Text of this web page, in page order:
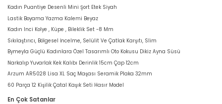
Kadın Puantiye Desenli Mini Şort Etek Siyah
Lastik Boyama Yazma Kalemi Beyaz
Kadın Inci Kolye , Küpe , Bileklik Set -8 Mm
Sıkılaştırıcı, Bölgesel İncelme, Selülit Ve Çatlak Karşıtı, Slim
Bymeyla Güçlü Kadınlara Özel Tasarımlı Oto Kokusu Dikiz Ayna Süsü
Narkalıp Yuvarlak Kek Kalıbı Derinlik 15cm Çap 12cm
Arzum AR5028 Lisa XL Saç Maşası Seramik Plaka 32mm
60 Parça 12 Kişilik Çatal Kaşık Seti Hasır Model
En Çok Satanlar